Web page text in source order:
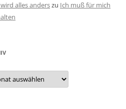
alles anderszu Ich muß für mich